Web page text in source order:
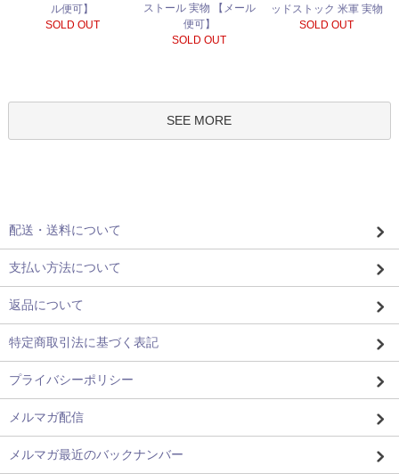
ル便可】
SOLD OUT
ストール 実物 【メール
便可】
SOLD OUT
ッドストック 米軍 実物
SOLD OUT
SEE MORE
配送・送料について
支払い方法について
返品について
特定商取引法に基づく表記
プライバシーポリシー
メルマガ配信
メルマガ最近のバックナンバー